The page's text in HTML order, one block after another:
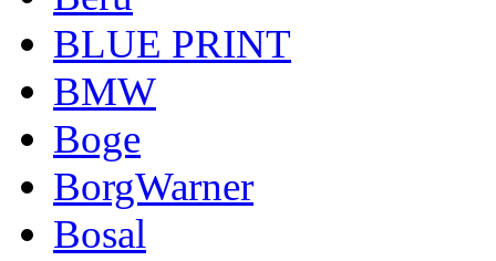
BLUE PRINT
BMW
Boge
BorgWarner
Bosal